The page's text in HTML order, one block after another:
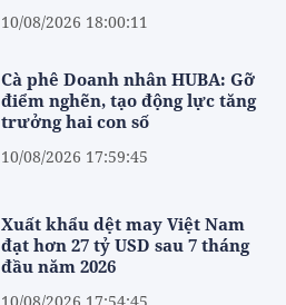
10/08/2026 18:00:11
Cà phê Doanh nhân HUBA: Gỡ
điểm nghẽn, tạo động lực tăng
trưởng hai con số
10/08/2026 17:59:45
Xuất khẩu dệt may Việt Nam
đạt hơn 27 tỷ USD sau 7 tháng
đầu năm 2026